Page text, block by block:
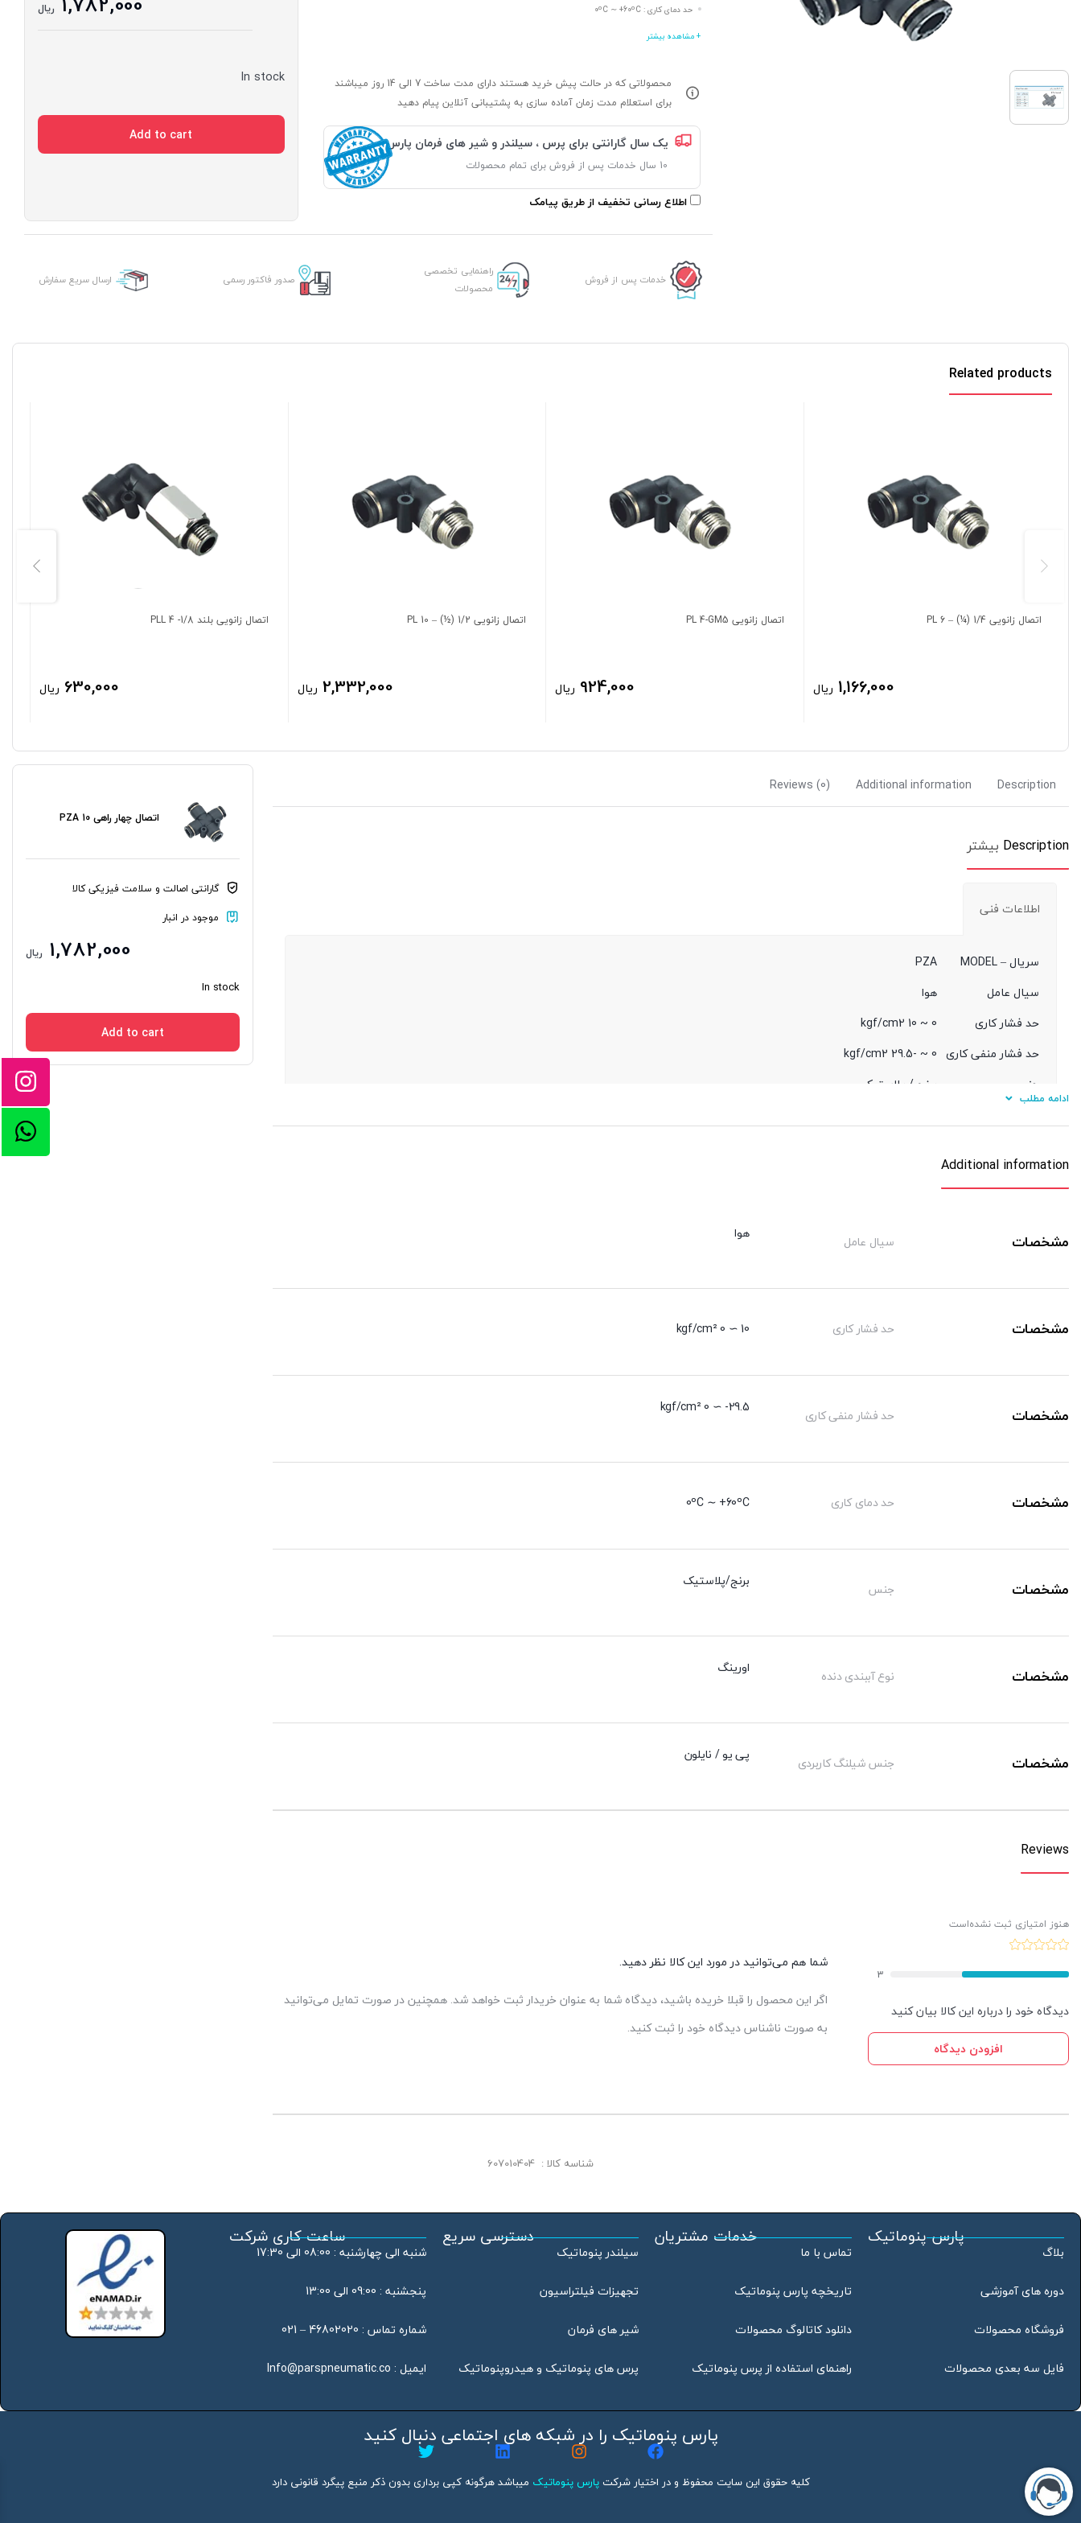
حد دمای کاری : 0ºC ∼ +60ºC
+ مشاهده بیشتر
محصولاتی که در حالت پیش خرید هستند دارای مدت ساخت 7 الی 14 روز میباشند
برای استعلام مدت زمان آماده سازی به پشتیبانی آنلاین پیام دهید
یک سال گارانتی برای پرس ، سیلندر و شیر های فرمان پارس
10 سال خدمات پس از فروش برای تمام محصولات
اطلاع رسانی تخفیف از طریق پیامک
ریال
In stock
Add to cart
خدمات پس از فروش
راهنمایی تخصصی
محصولات
صدور فاکتور رسمی ارسال سریع سفارش
Related products
اتصال زانویی 1/4 (¼) – 6 PL
1,166,000 ریال
اتصال زانویی PL 4-GM5
924,000 ریال
اتصال زانویی 1/2 (½) – 10 PL
2,332,000 ریال
اتصال زانویی بلند 1/8- 4 PLL
630,000 ریال
Description
Additional information
Reviews (0)
Description بیشتر
اطلاعات فنی
سریال – MODEL
PZA
سیال عامل
هوا
حد فشار کاری
0 ~ 10 kgf/cm2
حد فشار منفی کاری 0 ~ -29.5 kgf/cm2
جنس
برنج / پلاستیک
ادامه مطلب
Additional information
مشخصات سیال عامل هوا
مشخصات حد فشار کاری 10 ∼ 0 kgf/cm²
مشخصات حد فشار منفی کاری 29.5- ∼ 0 kgf/cm²
مشخصات حد دمای کاری 0ºC ∼ +60ºC
مشخصات جنس برنج/پلاستیک
مشخصات نوع آببندی دنده اورینگ
مشخصات جنس شیلنگ کاربردی پی یو / نایلون
Reviews
هنوز امتیازی ثبت نشده‌است
3
دیدگاه خود را درباره این کالا بیان کنید
افزودن دیدگاه
شما هم می‌توانید در مورد این کالا نظر دهید.
اگر این محصول را قبلا خریده باشید، دیدگاه شما به عنوان خریدار ثبت خواهد شد. همچنین در صورت تمایل می‌توانید
به صورت ناشناس دیدگاه خود را ثبت کنید.
اتصال چهار راهی PZA 10
گارانتی اصالت و سلامت فیزیکی کالا
موجود در انبار
1,782,000 ریال
In stock
Add to cart
شناسه کالا : 607010404
پارس پنوماتیک
بلاگ
دوره های آموزشی
فروشگاه محصولات
فایل سه بعدی محصولات
خدمات مشتریان
تماس با ما
تاریخچه پارس پنوماتیک
دانلود کاتالوگ محصولات
راهنمای استفاده از پرس پنوماتیک
دسترسی سریع
سیلندر پنوماتیک
تجهیزات فیلتراسیون
شیر های فرمان
پرس های پنوماتیک و هیدروپنوماتیک
ساعت کاری شرکت
شنبه الی چهارشنبه : 08:00 الی 17:30
پنجشنبه : 09:00 الی 13:00
شماره تماس : 46802020 – 021
ایمیل : Info@parspneumatic.co
پارس پنوماتیک را در شبکه های اجتماعی دنبال کنید
کلیه حقوق این سایت محفوظ و در اختیار شرکتپارس پنوماتیک میباشد هرگونه کپی برداری بدون ذکر منبع پیگرد قانونی دارد